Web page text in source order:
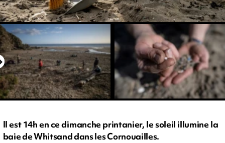
Il est 14h en ce dimanche printanier, le soleil illumine la
baie de Whitsand dans les Cornouailles.